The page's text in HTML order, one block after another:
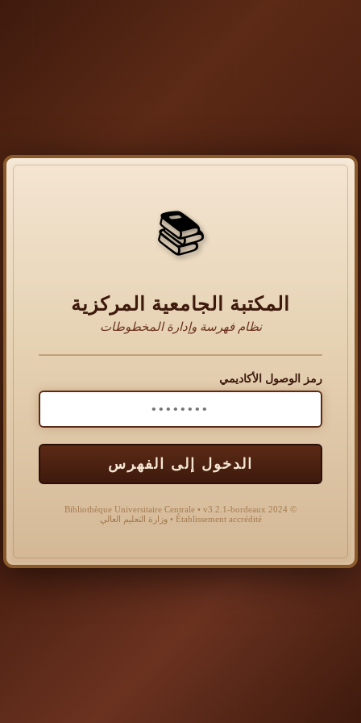
📚
المكتبة الجامعية المركزية
نظام فهرسة وإدارة المخطوطات
رمز الوصول الأكاديمي
الدخول إلى الفهرس
© 2024 Bibliothèque Universitaire Centrale • v3.2.1-bordeaux
Établissement accrédité • وزارة التعليم العالي